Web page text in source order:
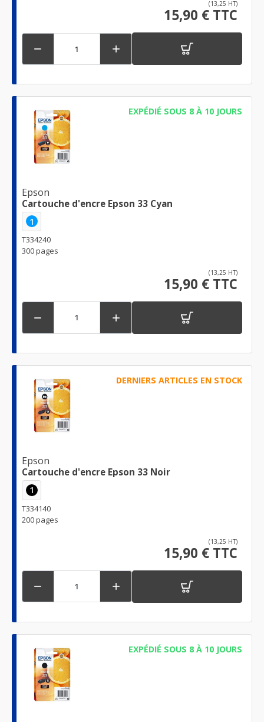
(13,25 HT)
15,90 € TTC
 
EXPÉDIÉ SOUS 8 À 10 JOURS
Epson
Cartouche d'encre Epson 33 Cyan
1
T334240
300 pages
(13,25 HT)
15,90 € TTC
 
DERNIERS ARTICLES EN STOCK
Epson
Cartouche d'encre Epson 33 Noir
1
T334140
200 pages
(13,25 HT)
15,90 € TTC
 
EXPÉDIÉ SOUS 8 À 10 JOURS